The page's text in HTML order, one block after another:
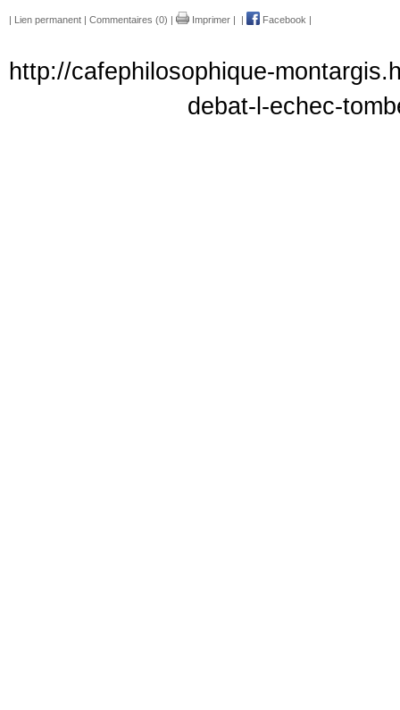
Lien permanent Commentaires (0) Imprimer Facebook
http://cafephilosophique-
debat-l-echec-